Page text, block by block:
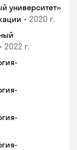
университет»
• 2020 г.
• 2022 г.